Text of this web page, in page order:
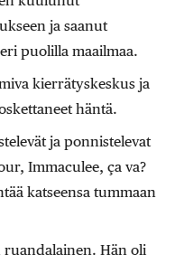
ja saanut
puolilla maailmaa.
kierrätyskeskus ja
häntä.
ja ponnistelevat
Immaculee, ça va?
katseensa tummaan
ruandalainen. Hän oli